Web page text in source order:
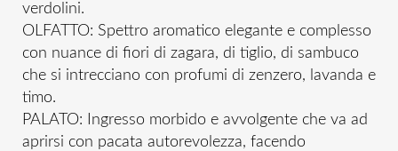
verdolini.
OLFATTO: Spettro aromatico elegante e complesso
con nuance di fiori di zagara, di tiglio, di sambuco
che si intrecciano con profumi di zenzero, lavanda e
timo.
PALATO: Ingresso morbido e avvolgente che va ad
aprirsi con pacata autorevolezza, facendo